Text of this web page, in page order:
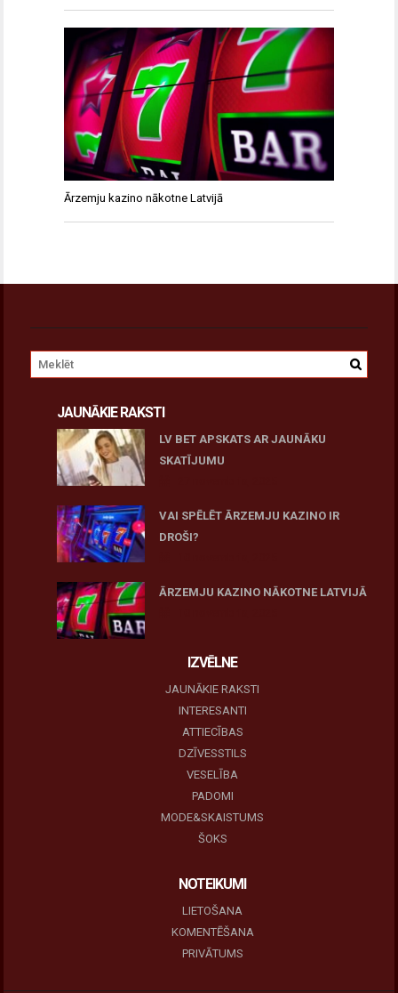
Ārzemju kazino nākotne Latvijā
JAUNĀKIE RAKSTI
LV BET APSKATS AR JAUNĀKU
SKATĪJUMU
VAI SPĒLĒT ĀRZEMJU KAZINO IR
DROŠI?
ĀRZEMJU KAZINO NĀKOTNE LATVIJĀ
IZVĒLNE
JAUNĀKIE RAKSTI
INTERESANTI
ATTIECĪBAS
DZĪVESSTILS
VESELĪBA
PADOMI
MODE&SKAISTUMS
ŠOKS
NOTEIKUMI
LIETOŠANA
KOMENTĒŠANA
PRIVĀTUMS